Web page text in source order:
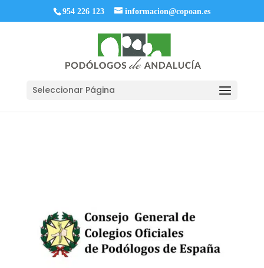
954 226 123 informacion@copoan.es
Seleccionar Página